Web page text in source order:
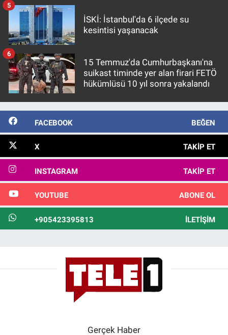
İSKİ: İstanbul'da 6 ilçede su
kesintisi yaşanacak
5
15 Temmuz'da Cumhurbaşkanı'na
suikast timinde yer alan firari FETÖ
hükümlüsü 10 yıl sonra yakalandı
6
FACEBOOK BEĞEN
X TAKIP ET
INSTAGRAM TAKIP ET
YOUTUBE ABONE OL
+905423395813 İLETIŞIM
Gerçek Haber